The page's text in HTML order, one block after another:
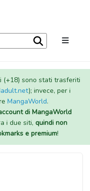
(+18) sono stati trasferiti
); invece, per i
MangaWorld.
di MangaWorld
i due siti, quindi non
e premium!